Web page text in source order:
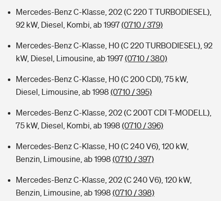
Mercedes-Benz C-Klasse, 202 (C 220 T TURBODIESEL),
92 kW, Diesel, Kombi, ab 1997(0710 / 379)
Mercedes-Benz C-Klasse, H0 (C 220 TURBODIESEL), 92
kW, Diesel, Limousine, ab 1997(0710 / 380)
Mercedes-Benz C-Klasse, H0 (C 200 CDI), 75 kW,
Diesel, Limousine, ab 1998 (0710 / 395)
Mercedes-Benz C-Klasse, 202 (C 200T CDI T-MODELL),
75 kW, Diesel, Kombi, ab 1998 (0710 / 396)
Mercedes-Benz C-Klasse, H0 (C 240 V6), 120 kW,
Benzin, Limousine, ab 1998 (0710 / 397)
Mercedes-Benz C-Klasse, 202 (C 240 V6), 120 kW,
Benzin, Limousine, ab 1998 (0710 / 398)